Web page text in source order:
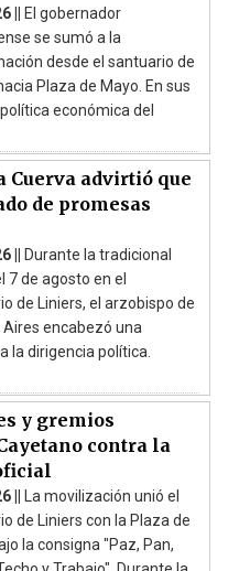
||
El gobernador
se sumó a la
desde el santuario de
Plaza de Mayo. En sus
económica del
Cuerva advirtió que
de promesas
||
Durante la tradicional
7 de agosto en el
de Liniers, el arzobispo de
Aires encabezó una
la dirigencia política.
y gremios
contra la
||
La movilización unió el
de Liniers con la Plaza de
la consigna "Paz, Pan,